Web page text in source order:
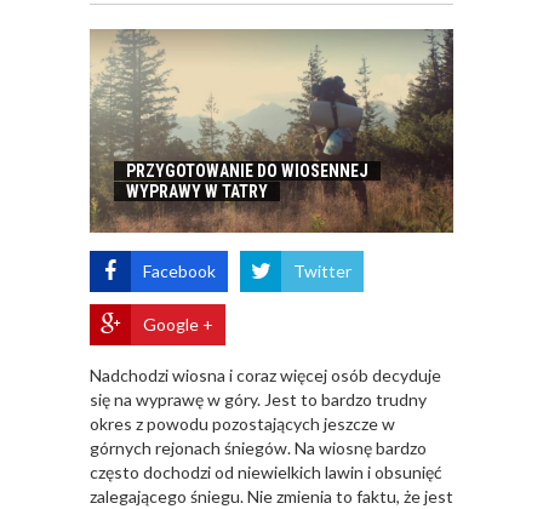
PRZYGOTOWANIE DO WIOSENNEJ
WYPRAWY W TATRY
Facebook Twitter
Google +
Nadchodzi wiosna i coraz więcej osób decyduje
się na wyprawę w góry. Jest to bardzo trudny
okres z powodu pozostających jeszcze w
górnych rejonach śniegów. Na wiosnę bardzo
często dochodzi od niewielkich lawin i obsunięć
zalegającego śniegu. Nie zmienia to faktu, że jest